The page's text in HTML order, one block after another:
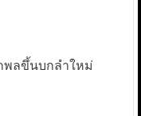
กพลขึ้นบกลำใหม่